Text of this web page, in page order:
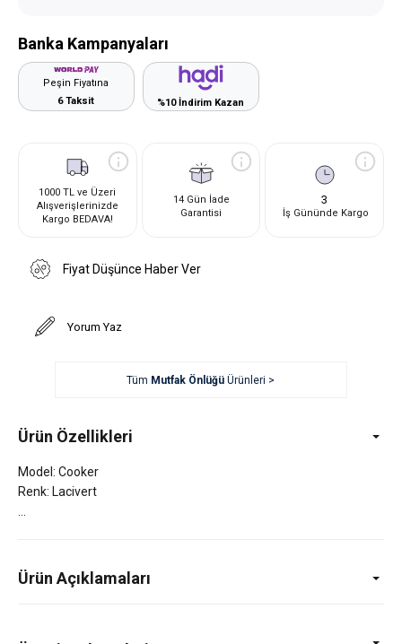
Banka Kampanyaları
Peşin Fiyatına
6 Taksit
%10 İndirim Kazan
1000 TL ve Üzeri
Alışverişlerinizde
Kargo BEDAVA!
14 Gün İade
Garantisi
3
İş Gününde Kargo
Fiyat Düşünce Haber Ver
Yorum Yaz
Tüm Mutfak Önlüğü Ürünleri >
Ürün Özellikleri
Model: Cooker
Renk: Lacivert
Ürün Açıklamaları